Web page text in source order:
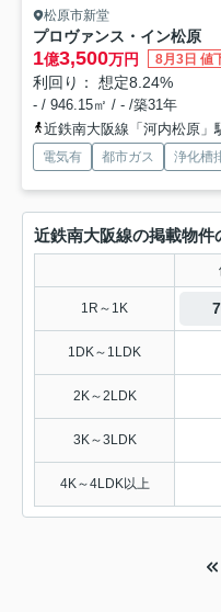
松原市新堂
プロヴァンス・イン松原
1億3,500万円 8月3日 値
利回り： 想定8.24%
- / 946.15㎡ / - /築31年
近鉄南大阪線「河内松原」
電気有 都市ガス 浄化槽
近鉄南大阪線の掲載物件
1R～1K
1DK～1LDK
2K～2LDK
3K～3LDK
4K～4LDK以上